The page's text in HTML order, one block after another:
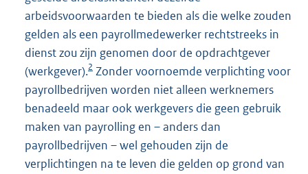
arbeidsvoorwaarden te bieden als die welke zouden
gelden als een payrollmedewerker rechtstreeks in
dienst zou zijn genomen door de opdrachtgever
(werkgever).2 Zonder voornoemde verplichting voor
payrollbedrijven worden niet alleen werknemers
benadeeld maar ook werkgevers die geen gebruik
maken van payrolling en – anders dan
payrollbedrijven – wel gehouden zijn de
verplichtingen na te leven die gelden op grond van